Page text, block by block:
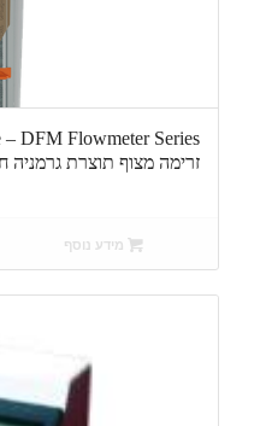
זרימה מצוף תוצרת גרמניה
מידע נוסף